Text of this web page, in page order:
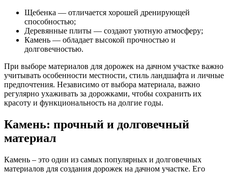
Щебенка — отличается хорошей дренирующей
способностью;
Деревянные плиты — создают уютную атмосферу;
Камень — обладает высокой прочностью и
долговечностью.
При выборе материалов для дорожек на дачном участке важно
учитывать особенности местности, стиль ландшафта и личные
предпочтения. Независимо от выбора материала, важно
регулярно ухаживать за дорожками, чтобы сохранить их
красоту и функциональность на долгие годы.
Камень: прочный и долговечный
материал
Камень – это один из самых популярных и долговечных
материалов для создания дорожек на дачном участке. Его